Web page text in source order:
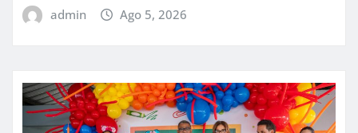
admin Ago 5, 2026